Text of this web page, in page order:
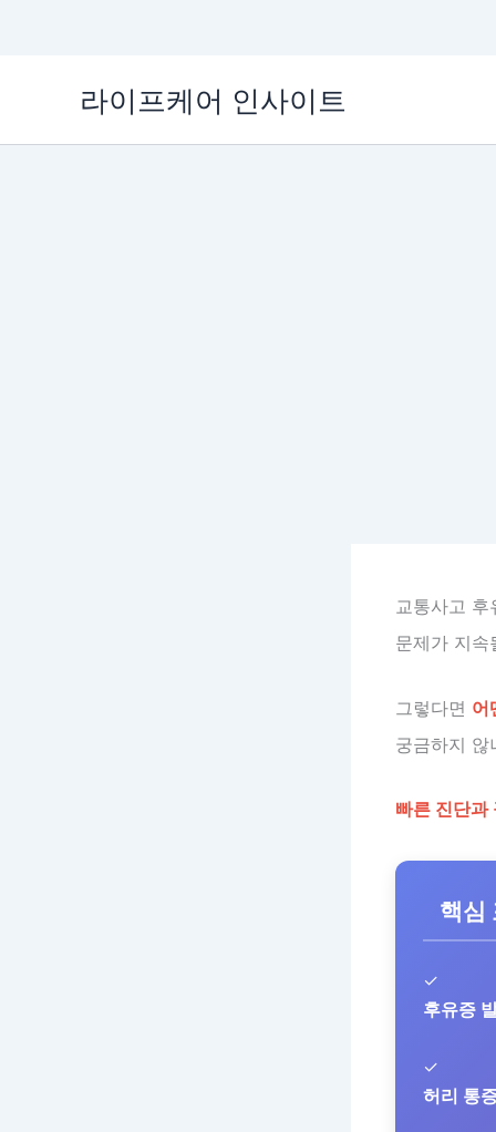
라이프케어 인사이트
교통사고
문제가 지
그렇다면 어
궁금하지 않
빠른 진단과
핵심
✓
후유증
✓
허리 통